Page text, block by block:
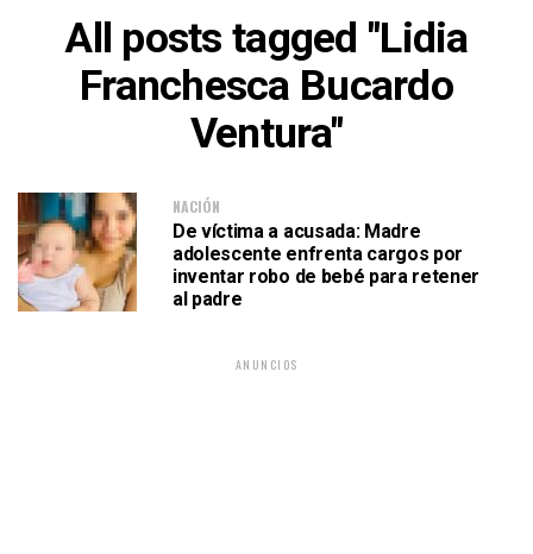
All posts tagged "Lidia
Franchesca Bucardo
Ventura"
NACIÓN
De víctima a acusada: Madre
adolescente enfrenta cargos por
inventar robo de bebé para retener
al padre
ANUNCIOS